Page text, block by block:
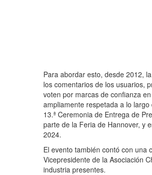
Para abordar esto, desde 2012,
los comentarios de los usuarios,
voten por marcas de confianza
ampliamente respetada a lo
13.ª Ceremonia de Entrega de
parte de la Feria de Hannover, y
2024.
El evento también contó con una
Vicepresidente de la Asociación
industria presentes.